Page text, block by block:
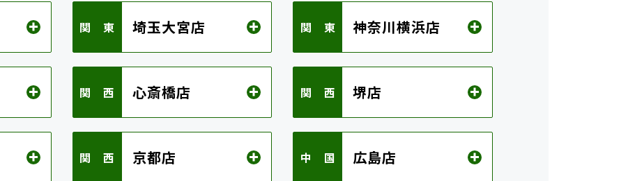
関 東 埼玉大宮店 関 東 神奈川横浜店
関 西 心斎橋店 関 西 堺店
関 西 京都店 中 国 広島店